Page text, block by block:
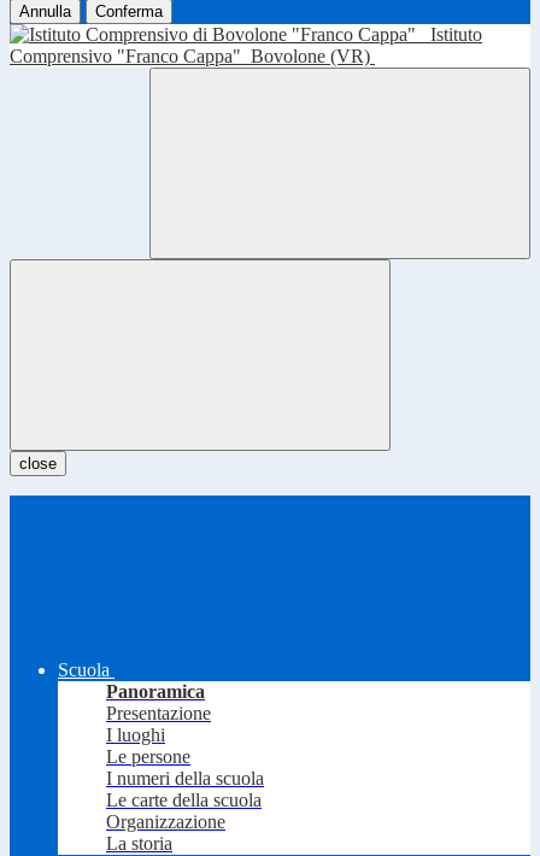
Annulla Conferma
Istituto
Comprensivo "Franco Cappa" Bovolone (VR)
close
Scuola
Panoramica
Presentazione
I luoghi
Le persone
I numeri della scuola
Le carte della scuola
Organizzazione
La storia